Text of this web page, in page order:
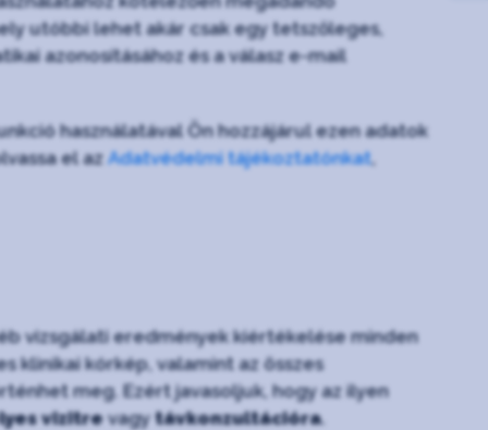
utóbbi lehet akár csak egy tetszőleges,
azonosításához és a válasz e-mail
használatával Ön hozzájárul ezen adatok
el azAdatvédelmi tájékoztatónkat,
vizsgálati eredmények kiértékelése minden
klinikai kórkép, valamint az összes
meg. Ezért javasoljuk, hogy az ilyen
vizitrevagytávkonzultációra.